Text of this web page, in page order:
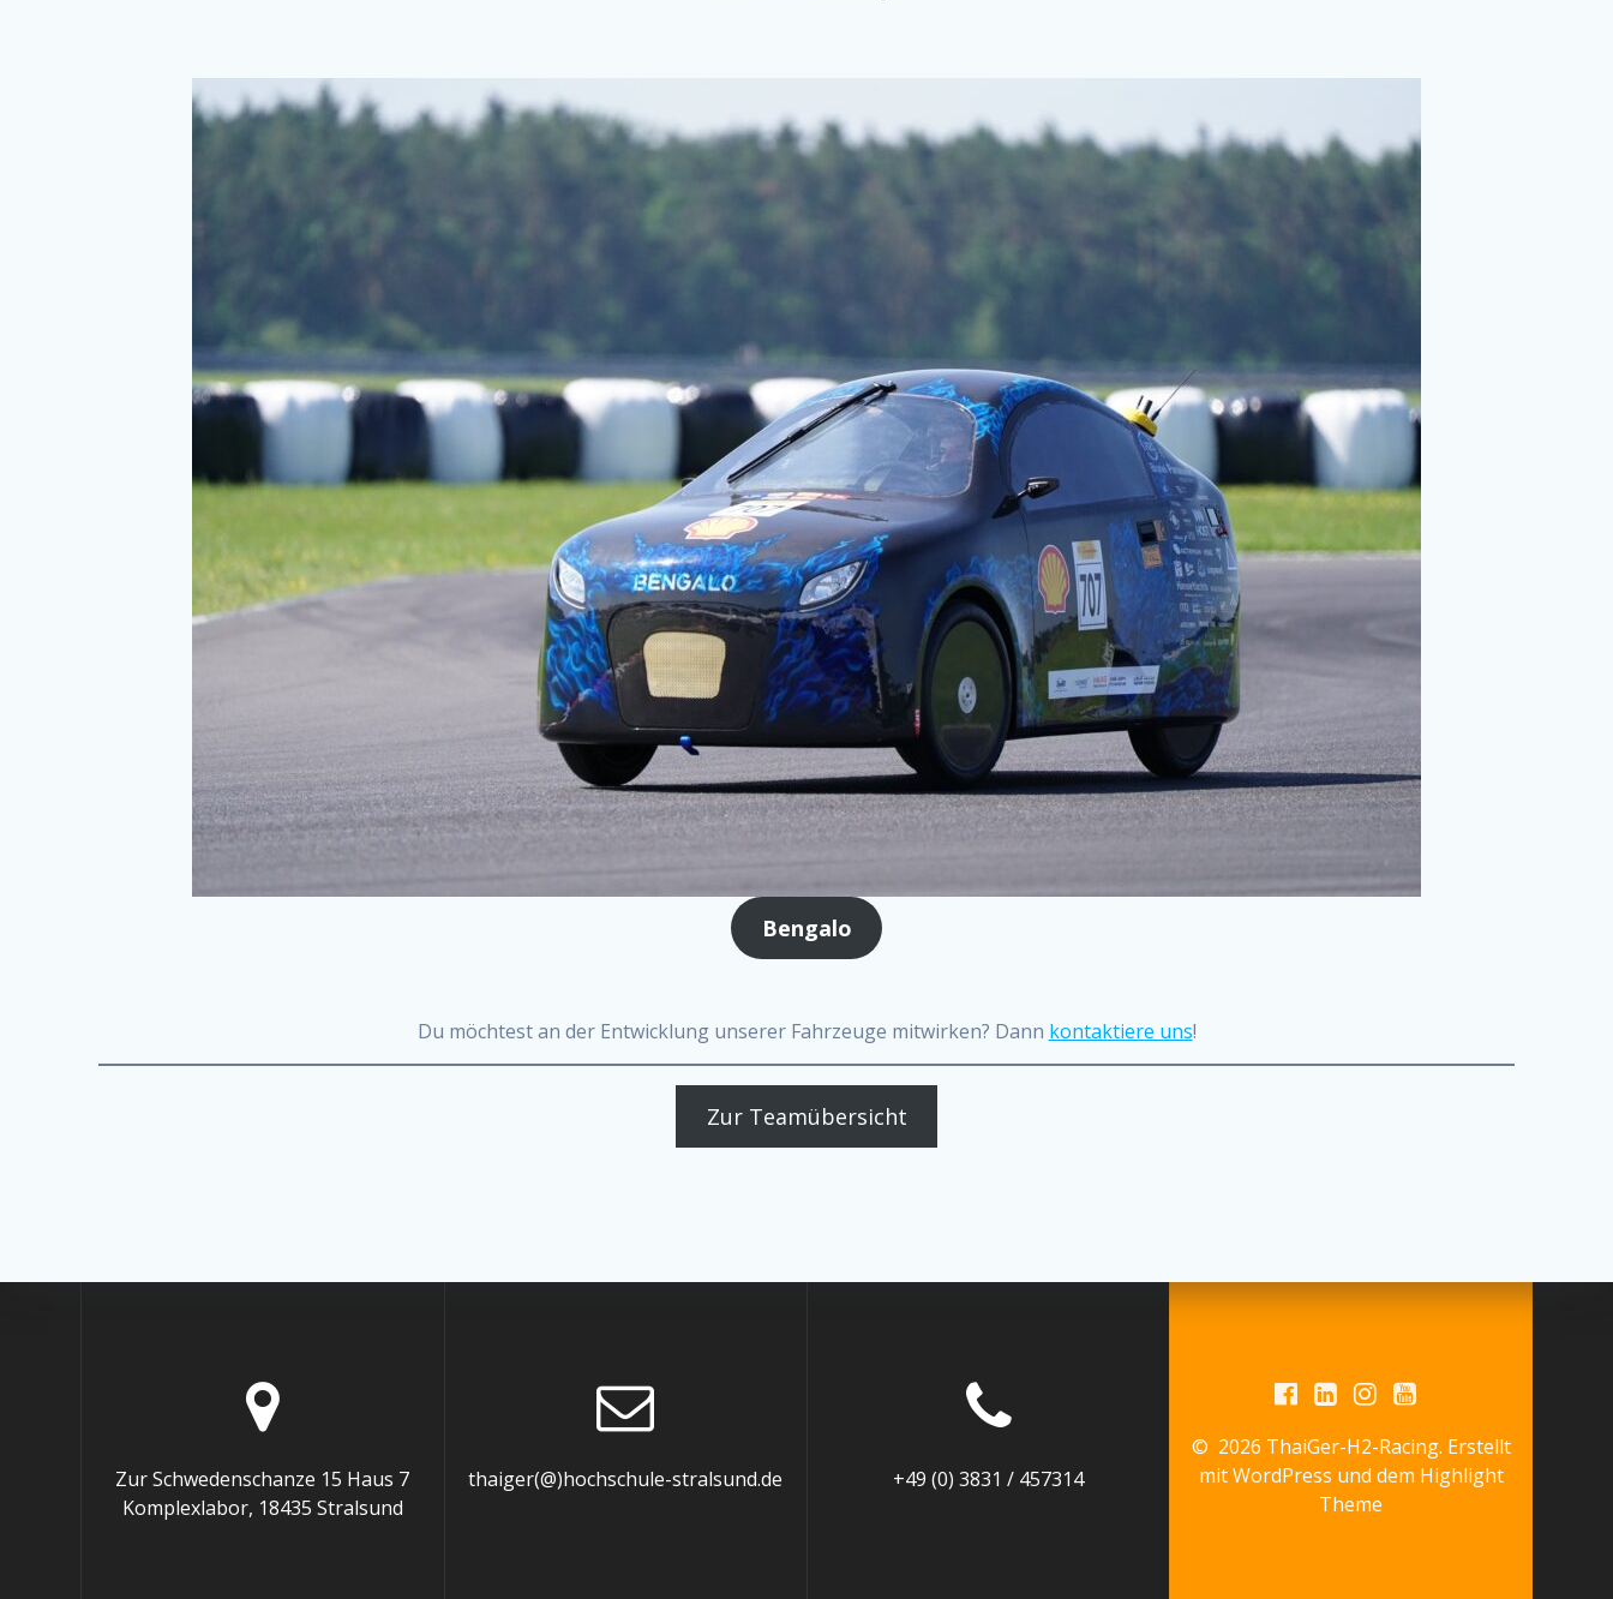
Bengalo
Du möchtest an der Entwicklung unserer Fahrzeuge mitwirken? Dann kontaktiere uns!
Zur Teamübersicht
Zur Schwedenschanze 15 Haus 7
Komplexlabor, 18435 Stralsund
thaiger(@)hochschule-stralsund.de +49 (0) 3831 / 457314
© 2026 ThaiGer-H2-Racing. Erstellt
mit WordPress und dem Highlight
Theme